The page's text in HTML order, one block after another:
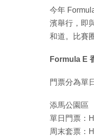
今年
濱舉行，即
和道。比賽
Formula E
門票分為單
添馬公園區
單日門票：
周末套票：